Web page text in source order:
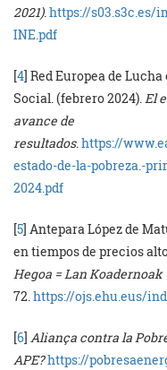
2021).https://s03.s3c.es/
INE.pdf
[4] Red Europea de
Social. (febrero 2024).El
avance de
resultados.https://
estado-de-la-pobreza.-
2024.pdf
[5] Antepara López de
en tiempos de precios
Hegoa = Lan
72.https://ojs.ehu.eus/
[6] Aliança contra la
APE?https://